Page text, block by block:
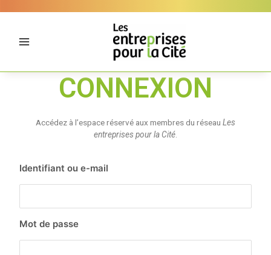
CONNEXION
Accédez à l’espace réservé aux membres du réseau Les
entreprises pour la Cité.
Identifiant ou e-mail
Mot de passe